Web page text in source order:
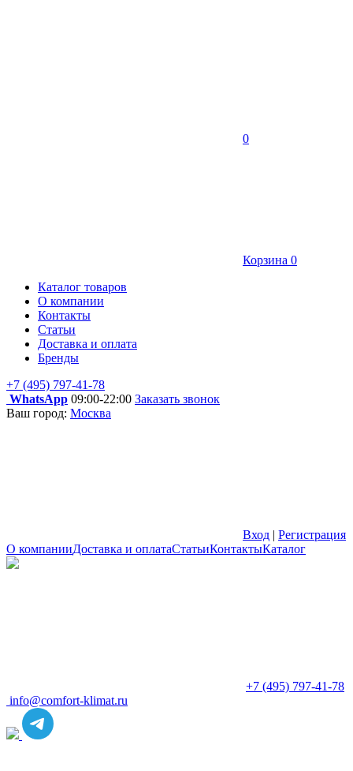
0
Корзина 0
Каталог товаров
О компании
Контакты
Статьи
Доставка и оплата
Бренды
+7 (495) 797-41-78
WhatsApp 09:00-22:00 Заказать звонок
Ваш город: Москва
Вход | Регистрация
О компанииДоставка и оплатаСтатьиКонтактыКаталог
+7 (495) 797-41-78
info@comfort-klimat.ru